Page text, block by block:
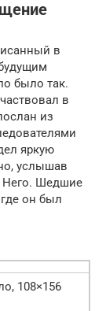
в
было так.
в
из
яркую
услышав
Него. Шедшие
он был
108×156